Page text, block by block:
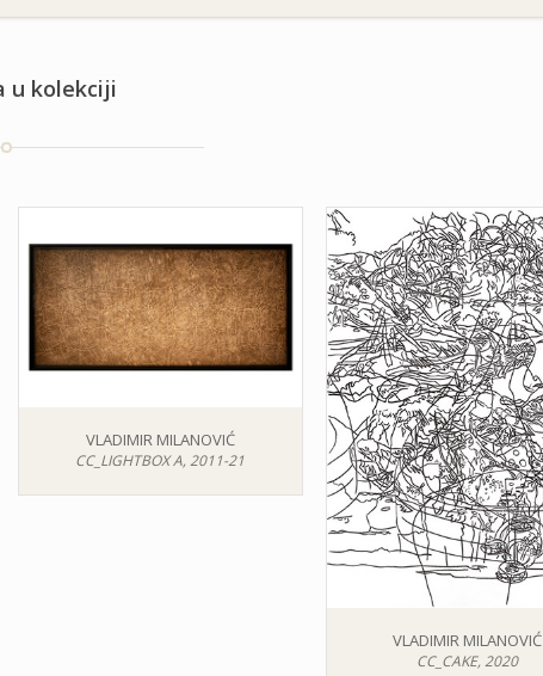
u kolekciji
VLADIMIR MILANOVIĆ
CC_LIGHTBOX A, 2011-21
VLADIMIR MILANOVIĆ
CC_CAKE, 2020